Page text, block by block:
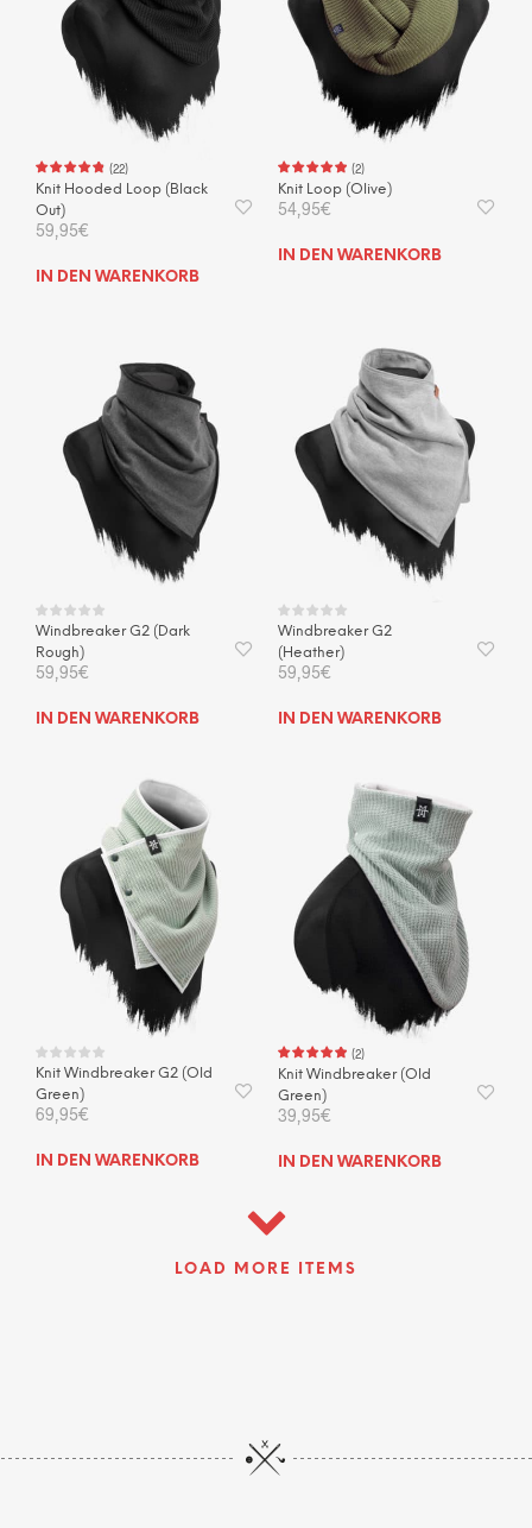
(22)
Knit Hooded Loop (Black
Out)
59,95€
IN DEN WARENKORB
(2)
Knit Loop (Olive)
54,95€
IN DEN WARENKORB
Windbreaker G2 (Dark
Rough)
59,95€
IN DEN WARENKORB
Windbreaker G2
(Heather)
59,95€
IN DEN WARENKORB
Knit Windbreaker G2 (Old
Green)
69,95€
IN DEN WARENKORB
(2)
Knit Windbreaker (Old
Green)
39,95€
IN DEN WARENKORB
LOAD MORE ITEMS